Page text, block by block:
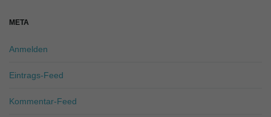
META
Anmelden
Eintrags-Feed
Kommentar-Feed